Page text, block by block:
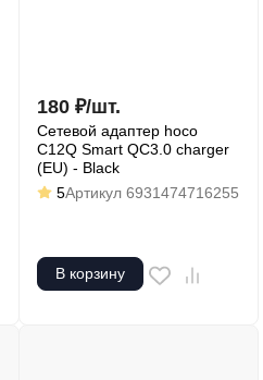
180 ₽/шт.
Сетевой адаптер hoco
C12Q Smart QC3.0 charger
(EU) - Black
5Артикул 6931474716255
В корзину